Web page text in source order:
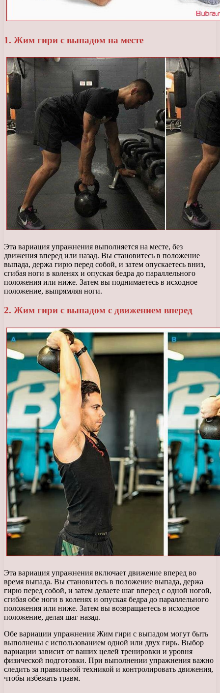
1. Жим гири с выпадом на месте
Эта вариация упражнения выполняется на месте, без
движения вперед или назад. Вы становитесь в положение
выпада, держа гирю перед собой, и затем опускаетесь вниз,
сгибая ноги в коленях и опуская бедра до параллельного
положения или ниже. Затем вы поднимаетесь в исходное
положение, выпрямляя ноги.
2. Жим гири с выпадом с движением вперед
Эта вариация упражнения включает движение вперед во
время выпада. Вы становитесь в положение выпада, держа
гирю перед собой, и затем делаете шаг вперед с одной ногой,
сгибая обе ноги в коленях и опуская бедра до параллельного
положения или ниже. Затем вы возвращаетесь в исходное
положение, делая шаг назад.
Обе вариации упражнения Жим гири с выпадом могут быть
выполнены с использованием одной или двух гирь. Выбор
вариации зависит от ваших целей тренировки и уровня
физической подготовки. При выполнении упражнения важно
следить за правильной техникой и контролировать движения,
чтобы избежать травм.